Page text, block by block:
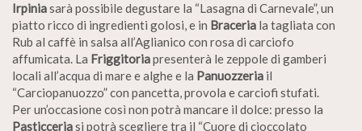
Irpiniasarà possibile degustare la “Lasagna di Carnevale”, un
piatto ricco di ingredienti golosi, e in Braceria la tagliata con
Rub al caffè in salsa all’Aglianico con rosa di carciofo
affumicata. La Friggitoriapresenterà le zeppole di gamberi
locali all’acqua di mare e alghe e la Panuozzeria il
“Carciopanuozzo” con pancetta, provola e carciofi stufati.
Per un’occasione così non potrà mancare il dolce: presso la
Pasticceriasi potrà scegliere tra il “Cuore di cioccolato